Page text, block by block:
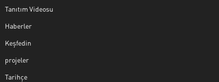
Tanıtım Videosu
Haberler
Keşfedin
projeler
Tarihçe